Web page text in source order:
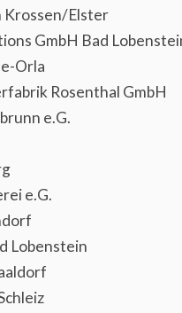
Krossen/Elster
GmbH Bad
Orla
Rosenthal GmbH
e.G.
e.G.
Lobenstein